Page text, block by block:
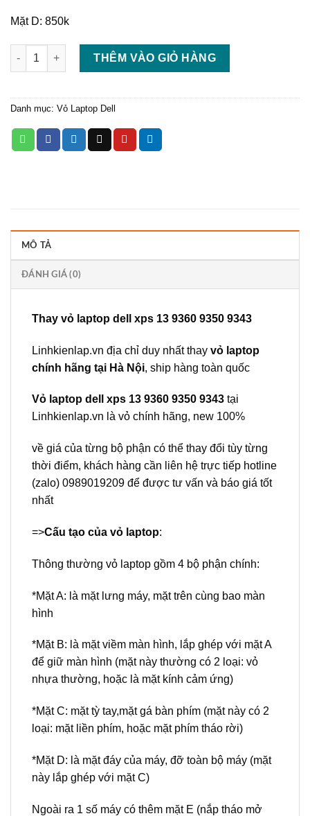
Mặt D: 850k
Thay vỏ laptop dell xps 13 9360 9350 9343 số lượng
THÊM VÀO GIỎ HÀNG
Danh mục: Vỏ Laptop Dell
MÔ TẢ
ĐÁNH GIÁ (0)
Thay vỏ laptop dell xps 13 9360 9350 9343
Linhkienlap.vn địa chỉ duy nhất thay vỏ laptop
chính hãng tại Hà Nội, ship hàng toàn quốc
Vỏ laptop dell xps 13 9360 9350 9343 tại
Linhkienlap.vn là vỏ chính hãng, new 100%
về giá của từng bộ phận có thể thay đổi tùy từng
thời điểm, khách hàng cần liên hệ trực tiếp hotline
(zalo) 0989019209 để được tư vấn và báo giá tốt
nhất
=>Cấu tạo của vỏ laptop:
Thông thường vỏ laptop gồm 4 bộ phận chính:
*Mặt A: là mặt lưng máy, mặt trên cùng bao màn
hình
*Mặt B: là mặt viềm màn hình, lắp ghép với mặt A
để giữ màn hình (mặt này thường có 2 loại: vỏ
nhựa thường, hoặc là mặt kính cảm ứng)
*Mặt C: mặt tỳ tay,mặt gá bàn phím (mặt này có 2
loại: mặt liền phím, hoặc mặt phím tháo rời)
*Mặt D: là mặt đáy của máy, đỡ toàn bộ máy (mặt
này lắp ghép với mặt C)
Ngoài ra 1 số máy có thêm mặt E (nắp tháo mở